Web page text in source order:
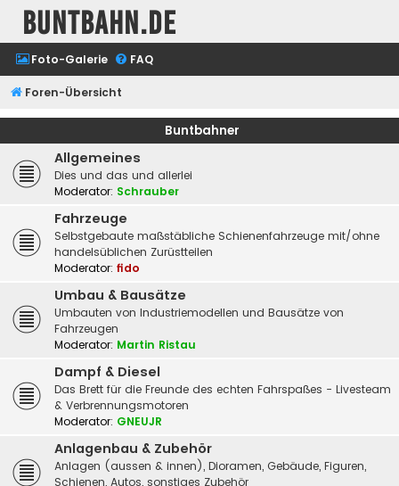
buntbahn.de
Foto-Galerie FAQ
Foren-Übersicht
Buntbahner
Allgemeines
Dies und das und allerlei
Moderator: Schrauber
Fahrzeuge
Selbstgebaute maßstäbliche Schienenfahrzeuge mit/ohne
handelsüblichen Zurüstteilen
Moderator: fido
Umbau & Bausätze
Umbauten von Industriemodellen und Bausätze von
Fahrzeugen
Moderator: Martin Ristau
Dampf & Diesel
Das Brett für die Freunde des echten Fahrspaßes - Livesteam
& Verbrennungsmotoren
Moderator: GNEUJR
Anlagenbau & Zubehör
Anlagen (aussen & innen), Dioramen, Gebäude, Figuren,
Schienen, Autos, sonstiges Zubehör